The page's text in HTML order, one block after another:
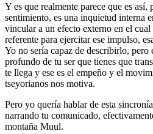
Y es que realmente parece que es así,
sentimiento, es una inquietud interna
vincular a un efecto externo en el
referente para ejercitar ese impulso,
Yo no sería capaz de describirlo, pero
profundo de tu ser que tienes que
te llega y ese es el empeño y el
tseyorianos nos motiva.
Pero yo quería hablar de esta
narrando tu comunicado,
montaña Muul.